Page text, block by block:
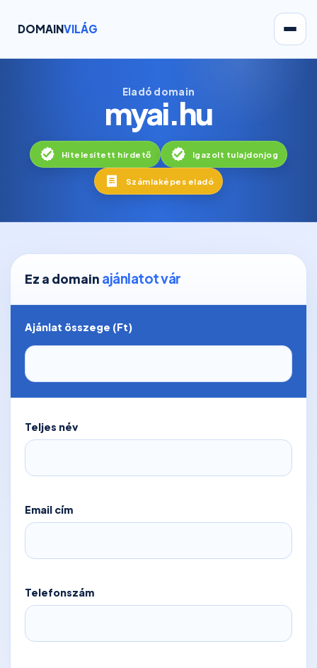
DOMAINVILÁG
Eladó domain
myai.hu
Hitelesített hirdető Igazolt tulajdonjog
Számlaképes eladó
Ez a domain ajánlatot vár
Ajánlat összege (Ft)
Teljes név
Email cím
Telefonszám